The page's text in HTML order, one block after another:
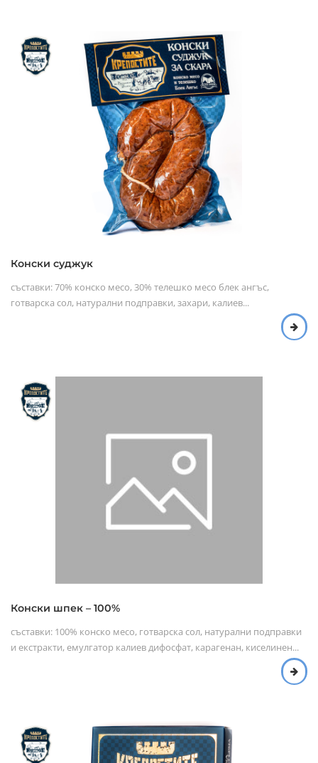
Конски суджук
съставки: 70% конско месо, 30% телешко месо блек ангъс,
готварска сол, натурални подправки, захари, калиев...
Конски шпек – 100%
съставки: 100% конско месо, готварска сол, натурални подправки
и екстракти, емулгатор калиев дифосфат, карагенан, киселинен...